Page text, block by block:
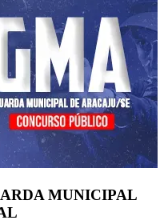
MUNICIPAL